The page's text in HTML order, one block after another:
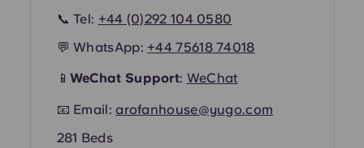
📞 Tel: +44 (0)292 104 0580
💬 WhatsApp: +4475618 74018
📱 WeChat Support: WeChat
📧 Email:arofanhouse@yugo.com
281 Beds